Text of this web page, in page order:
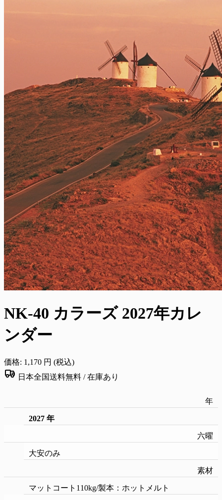
NK-40 カラーズ 2027年カレ
ンダー
価格: 1,170 円 (税込)
日本全国送料無料 /在庫あり
年
2027 年
六曜
大安のみ
素材
マットコート110kg/製本：ホットメルト